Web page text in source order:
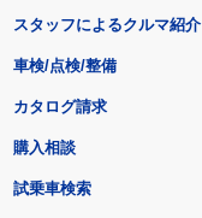
スタッフによるクルマ紹介
車検/点検/整備
カタログ請求
購入相談
試乗車検索